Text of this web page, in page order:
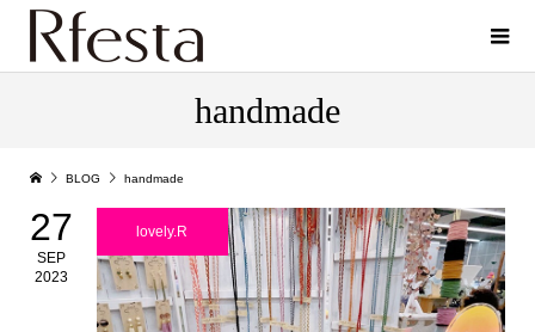
handmade
BLOG handmade
27
SEP
2023
lovely.R